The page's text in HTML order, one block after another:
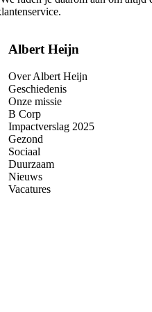
Albert Heijn
Over Albert Heijn
Geschiedenis
Onze missie
B Corp
Impactverslag 2025
Gezond
Sociaal
Duurzaam
Nieuws
Vacatures